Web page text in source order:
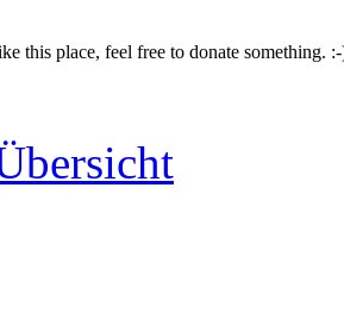
this place, feel free to donate something.